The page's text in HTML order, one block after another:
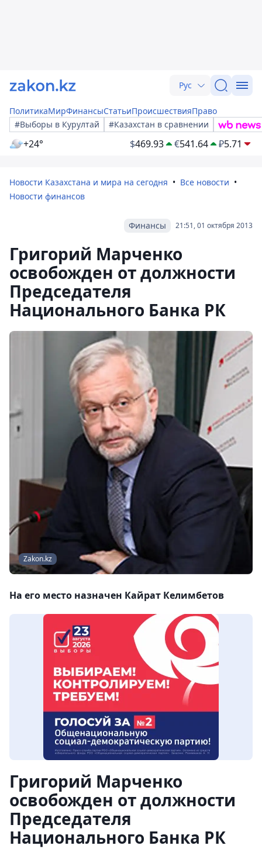
Рус
ПолитикаМирФинансыСтатьиПроисшествияПраво
#Выборы в Курултай
#Казахстан в сравнении
+24° $469.93 €541.64 ₽5.71
Новости Казахстана и мира на сегодня
Все новости
Новости финансов
21:51, 01 октября 2013
Финансы
Григорий Марченко
освобожден от должности
Председателя
Национального Банка РК
Zakon.kz
На его место назначен Кайрат Келимбетов
Григорий Марченко
освобожден от должности
Председателя
Национального Банка РК